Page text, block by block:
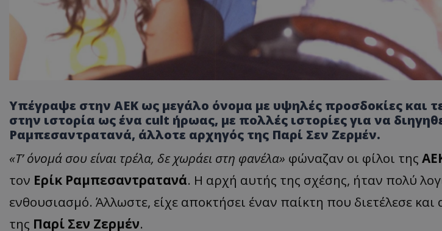
Υπέγραψε στην ΑΕΚ ως μεγάλο όνομα με υψηλές προσδοκίες και
στην ιστορία ως ένα cult ήρωας, με πολλές ιστορίες για να
Ραμπεσαντρατανά, άλλοτε αρχηγός της Παρί Σεν Ζερμέν.
«Τ’ όνομά σου είναι τρέλα, δε χωράει στη φανέλα» φώναζαν οι φίλοι της
τον Ερίκ Ραμπεσαντρατανά. Η αρχή αυτής της σχέσης, ήταν πολύ
ενθουσιασμό. Άλλωστε, είχε αποκτήσει έναν παίκτη που διετέλεσε και
της Παρί Σεν Ζερμέν.